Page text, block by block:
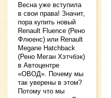
Весна уже вступила
в свои права! Значит,
пора купить новый
Renault Fluence (Рено
Флюенс) или Renault
Megane Hatchback
(Рено Меган Хэтчбэк)
в Автоцентре
«ОВОД». Почему мы
так уверены в этом?
Потому что мы